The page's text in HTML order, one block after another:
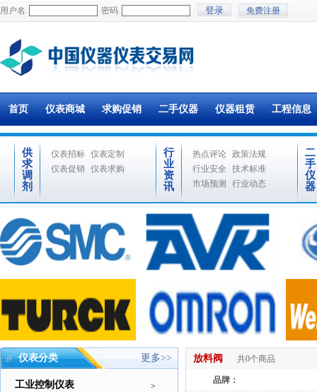
用户名 密码 免费注册
首页 仪表商城 求购促销 二手仪器 仪器租赁 工程信息
供
求
调
剂
仪表招标 仪表定制
仪表促销
仪表求购
行
业
资
讯
热点评论 政策法规
行业安全
技术标准
市场预测
行业动态
二
手
仪
器
仪表分类 更多>>
>
工业控制仪表
放料阀 共0个商品
品牌：